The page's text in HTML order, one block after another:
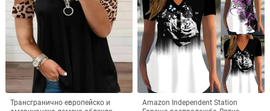
Трансгранично европейско и
Amazon Independent Station